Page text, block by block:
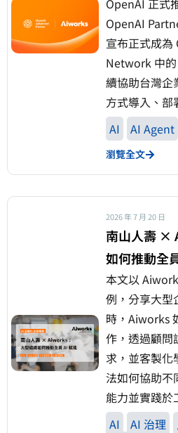
OpenAI 正式
OpenAI
宣布正式成
Network 中
續協助台灣企
方式導入、部
AI
AI Agent
瀏覽全文
2026 年 7 月 20 日
南山人壽 ×
如何推動全
本文以
例，分享大型
時，Aiworks
作，透過顧問
求，並客製化
法如何協助不
能力並實踐於
AI
AI 治理